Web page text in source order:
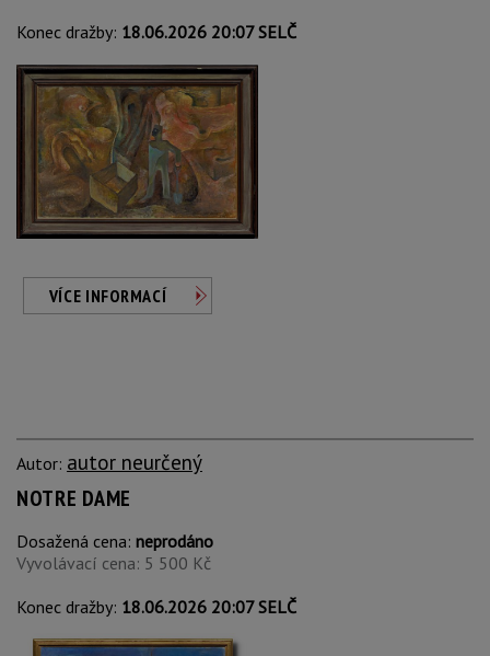
Konec dražby: 18.06.2026 20:07 SELČ
VÍCE INFORMACÍ
Autor: autor neurčený
NOTRE DAME
Dosažená cena: neprodáno
Vyvolávací cena: 5 500 Kč
Konec dražby: 18.06.2026 20:07 SELČ